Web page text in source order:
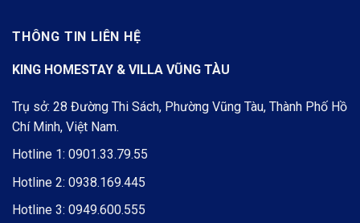
THÔNG TIN LIÊN HỆ
KING HOMESTAY & VILLA VŨNG TÀU
Trụ sở: 28 Đường Thi Sách, Phường Vũng Tàu, Thành Phố Hồ
Chí Minh, Việt Nam.
Hotline 1: 0901.33.79.55
Hotline 2: 0938.169.445
Hotline 3: 0949.600.555